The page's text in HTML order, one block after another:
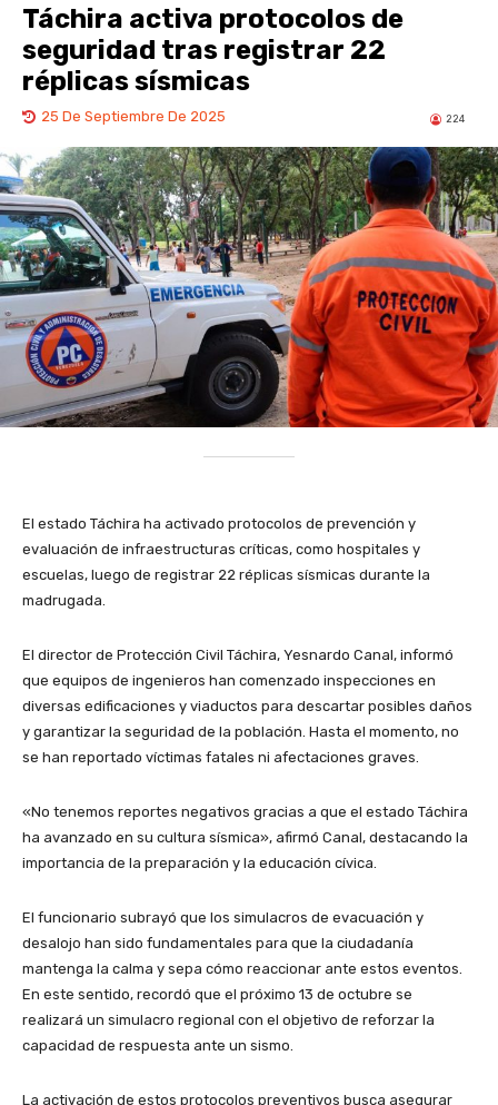
Táchira activa protocolos de
seguridad tras registrar 22
réplicas sísmicas
25 De Septiembre De 2025 224
El estado Táchira ha activado protocolos de prevención y
evaluación de infraestructuras críticas, como hospitales y
escuelas, luego de registrar 22 réplicas sísmicas durante la
madrugada.
​El director de Protección Civil Táchira, Yesnardo Canal, informó
que equipos de ingenieros han comenzado inspecciones en
diversas edificaciones y viaductos para descartar posibles daños
y garantizar la seguridad de la población. Hasta el momento, no
se han reportado víctimas fatales ni afectaciones graves.
«No tenemos reportes negativos gracias a que el estado Táchira
ha avanzado en su cultura sísmica», afirmó Canal, destacando la
importancia de la preparación y la educación cívica.
​El funcionario subrayó que los simulacros de evacuación y
desalojo han sido fundamentales para que la ciudadanía
mantenga la calma y sepa cómo reaccionar ante estos eventos.
En este sentido, recordó que el próximo 13 de octubre se
realizará un simulacro regional con el objetivo de reforzar la
capacidad de respuesta ante un sismo.
​La activación de estos protocolos preventivos busca asegurar